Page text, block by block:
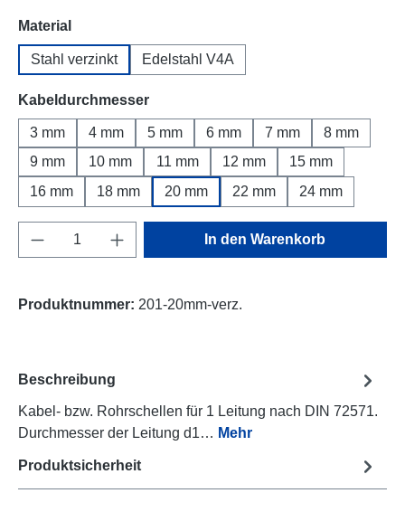
Materialauswählen
Stahl verzinkt Edelstahl V4A
Kabeldurchmesserauswählen
3 mm 4 mm 5 mm 6 mm 7 mm
8 mm
9 mm
10 mm 11 mm 12 mm
15 mm
16 mm
18 mm 20 mm 22 mm 24 mm
Produkt Anzahl: Gib den gewünschten
In den Warenkorb
Produktnummer: 201-20mm-verz.
Beschreibung
Kabel- bzw. Rohrschellen für 1 Leitung nach DIN 72571.
Durchmesser der Leitung d1… Mehr
Produktsicherheit